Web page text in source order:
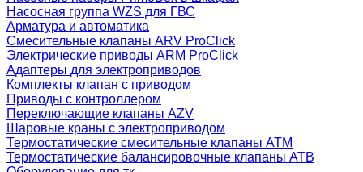
Насосная группа WZS для ГВС
Арматура и автоматика
Смесительные клапаны ARV ProClick
Электрические приводы ARM ProClick
Адаптеры для электроприводов
Комплекты клапан с приводом
Приводы с контроллером
Переключающие клапаны AZV
Шаровые краны с электроприводом
Термостатические смесительные клапаны ATM
Термостатические балансировочные клапаны ATB